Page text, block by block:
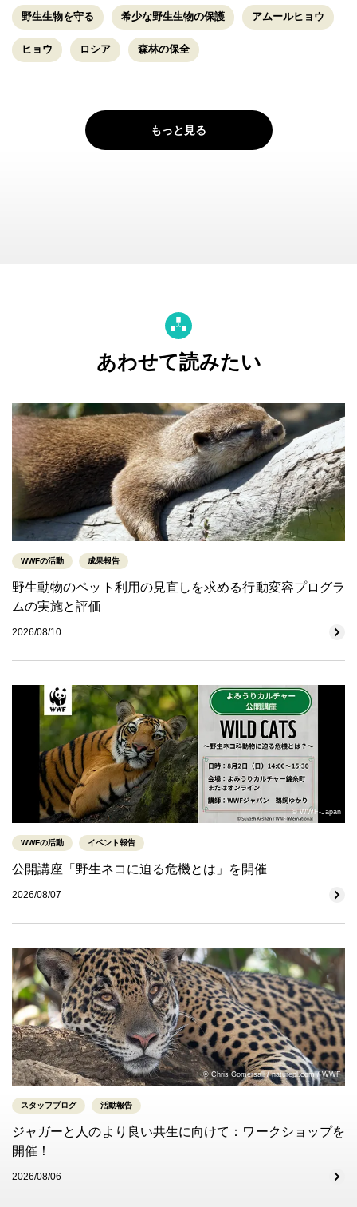
野生生物を守る 希少な野生生物の保護 アムールヒョウ
ヒョウ ロシア 森林の保全
もっと見る
あわせて読みたい
WWFの活動 成果報告
野生動物のペット利用の見直しを求める行動変容プログラ
ムの実施と評価
2026/08/10
© WWF-Japan
WWFの活動 イベント報告
公開講座「野生ネコに迫る危機とは」を開催
2026/08/07
© Chris Gomersall / naturepl.com / WWF
スタッフブログ 活動報告
ジャガーと人のより良い共生に向けて：ワークショップを
開催！
2026/08/06